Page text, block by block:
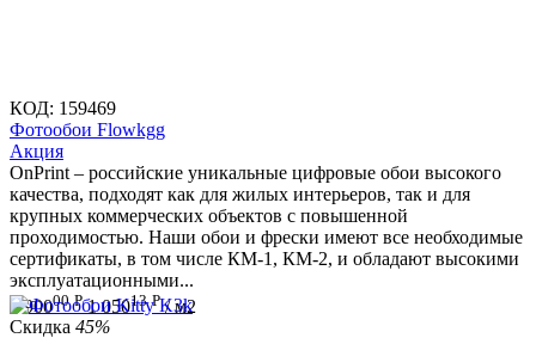
КОД: 159469
Фотообои Flowkgg
Aкция
OnPrint – российские уникальные цифровые обои высокого
качества, подходят как для жилых интерьеров, так и для
крупных коммерческих объектов с повышенной
проходимостью. Наши обои и фрески имеют все необходимые
сертификаты, в том числе КМ-1, КМ-2, и обладают высокими
эксплуатационными...
1 90000 Р 1 05013 Р / м2
Скидка 45%